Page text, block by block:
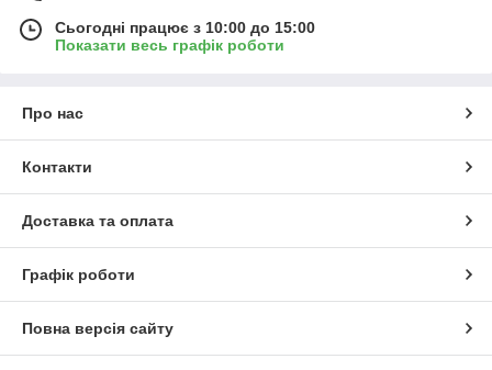
Сьогодні працює з 10:00 до 15:00
Показати весь графік роботи
Про нас
Контакти
Доставка та оплата
Графік роботи
Повна версія сайту